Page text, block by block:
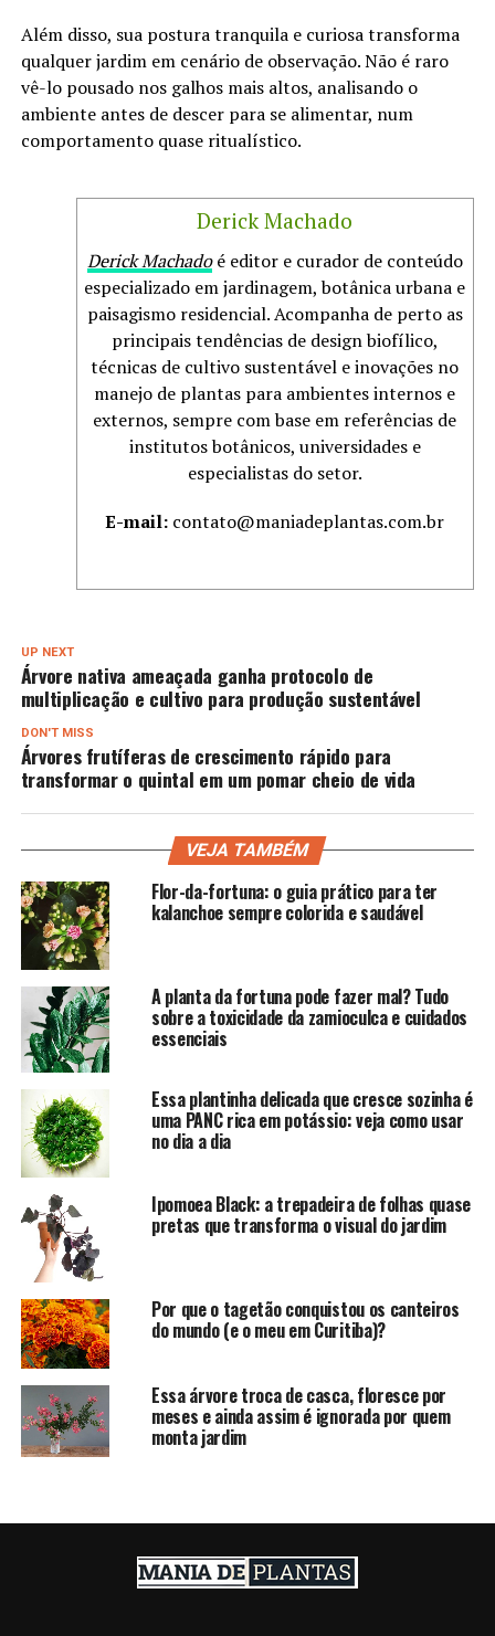
Além disso, sua postura tranquila e curiosa transforma
qualquer jardim em cenário de observação. Não é raro
vê-lo pousado nos galhos mais altos, analisando o
ambiente antes de descer para se alimentar, num
comportamento quase ritualístico.
Derick Machado
Derick Machadoé editor e curador de conteúdo
especializado em jardinagem, botânica urbana e
paisagismo residencial. Acompanha de perto as
principais tendências de design biofílico,
técnicas de cultivo sustentável e inovações no
manejo de plantas para ambientes internos e
externos, sempre com base em referências de
institutos botânicos, universidades e
especialistas do setor.
E-mail: contato@maniadeplantas.com.br
UP NEXT
Árvore nativa ameaçada ganha protocolo de
multiplicação e cultivo para produção sustentável
DON'T MISS
Árvores frutíferas de crescimento rápido para
transformar o quintal em um pomar cheio de vida
VEJA TAMBÉM
Flor-da-fortuna: o guia prático para ter
kalanchoe sempre colorida e saudável
A planta da fortuna pode fazer mal? Tudo
sobre a toxicidade da zamioculca e cuidados
essenciais
Essa plantinha delicada que cresce sozinha é
uma PANC rica em potássio: veja como usar
no dia a dia
Ipomoea Black: a trepadeira de folhas quase
pretas que transforma o visual do jardim
Por que o tagetão conquistou os canteiros
do mundo (e o meu em Curitiba)?
Essa árvore troca de casca, floresce por
meses e ainda assim é ignorada por quem
monta jardim